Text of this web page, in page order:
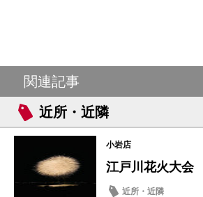
関連記事
近所・近隣
小岩店
江戸川花火大会
近所・近隣